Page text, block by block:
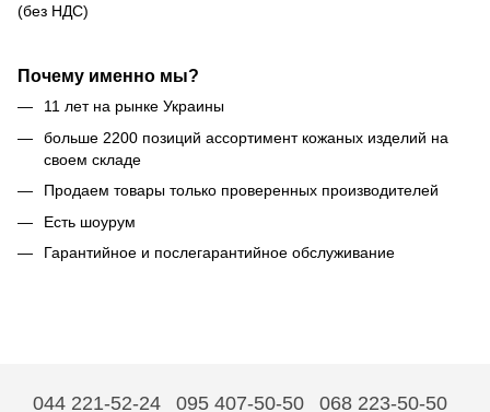
(без НДС)
Почему именно мы?
11 лет на рынке Украины
больше 2200 позиций ассортимент кожаных изделий на
своем складе
Продаем товары только проверенных производителей
Есть шоурум
Гарантийное и послегарантийное обслуживание
044 221-52-24 095 407-50-50 068 223-50-50